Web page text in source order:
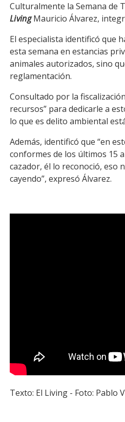
Facebook
WhatsApp
Email
Link
Culturalmente la Semana de
LivingMauricio Álvarez,
El especialista identificó que
esta semana en estancias
animales autorizados, sino
reglamentación.
Consultado por la
recursos” para dedicarle a
lo que es delito ambiental
Además, identificó que “en
conformes de los últimos 15
cazador, él lo reconoció, eso
cayendo”, expresó Álvarez.
Texto: El Living - Foto: Pablo